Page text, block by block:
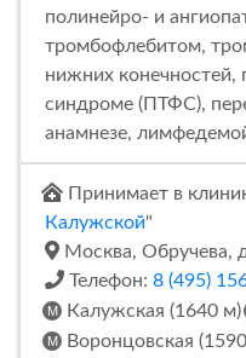
полинейро- и
тромбофлебитом,
нижних конечностей,
синдроме (ПТФС),
анамнезе,
Принимает в
Калужской"
Москва, Обручева,
Телефон: 8 (495)
Калужская (1640 м)
Воронцовская